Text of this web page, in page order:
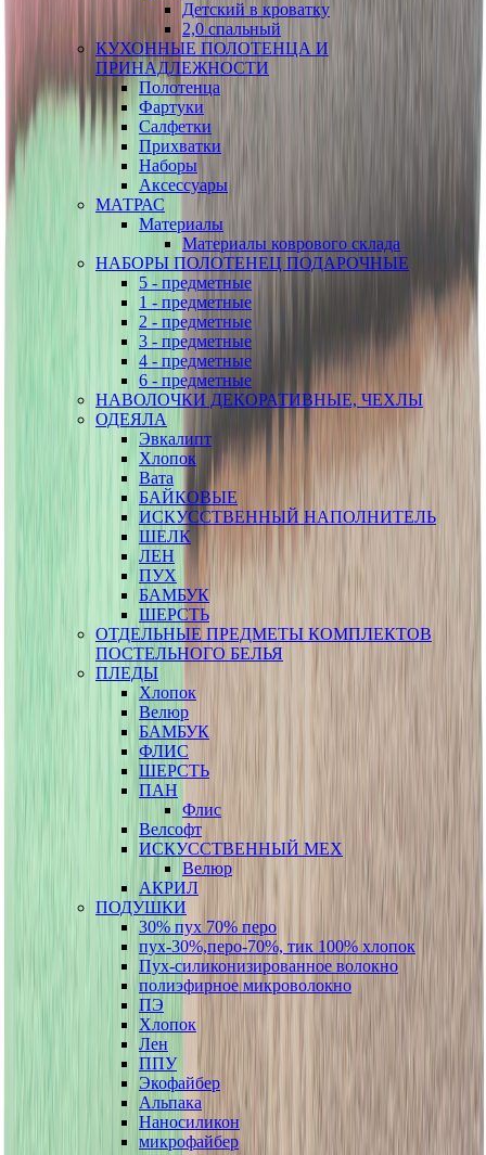
Детский в кроватку
2,0 спальный
КУХОННЫЕ ПОЛОТЕНЦА И
ПРИНАДЛЕЖНОСТИ
Полотенца
Фартуки
Салфетки
Прихватки
Наборы
Аксессуары
МАТРАС
Материалы
Материалы коврового склада
НАБОРЫ ПОЛОТЕНЕЦ ПОДАРОЧНЫЕ
5 - предметные
1 - предметные
2 - предметные
3 - предметные
4 - предметные
6 - предметные
НАВОЛОЧКИ ДЕКОРАТИВНЫЕ, ЧЕХЛЫ
ОДЕЯЛА
Эвкалипт
Хлопок
Вата
БАЙКОВЫЕ
ИСКУССТВЕННЫЙ НАПОЛНИТЕЛЬ
ШЕЛК
ЛЕН
ПУХ
БАМБУК
ШЕРСТЬ
ОТДЕЛЬНЫЕ ПРЕДМЕТЫ КОМПЛЕКТОВ
ПОСТЕЛЬНОГО БЕЛЬЯ
ПЛЕДЫ
Хлопок
Велюр
БАМБУК
ФЛИС
ШЕРСТЬ
ПАН
Флис
Велсофт
ИСКУССТВЕННЫЙ МЕХ
Велюр
АКРИЛ
ПОДУШКИ
30% пух 70% перо
пух-30%,перо-70%, тик 100% хлопок
Пух-силиконизированное волокно
полиэфирное микроволокно
ПЭ
Хлопок
Лен
ППУ
Экофайбер
Альпака
Наносиликон
микрофайбер